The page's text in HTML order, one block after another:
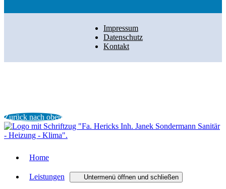
Impressum
Datenschutz
Kontakt
Zurück nach oben
Home
Leistungen Untermenü öffnen und schließen